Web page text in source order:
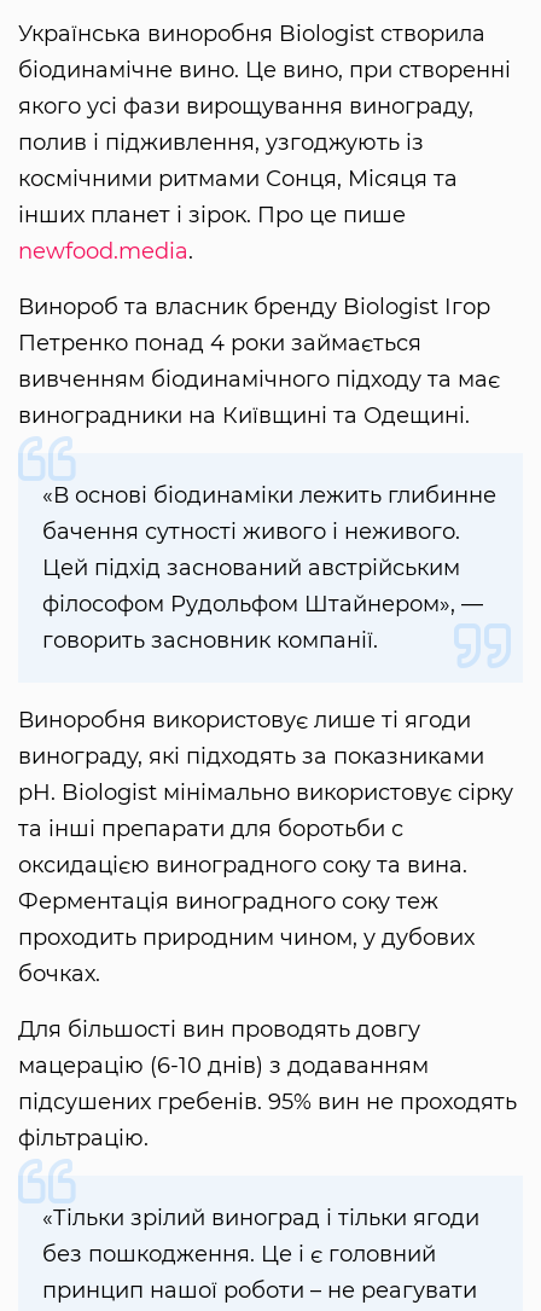
Українська виноробня Biologist створила
біодинамічне вино. Це вино, при створенні
якого усі фази вирощування винограду,
полив і підживлення, узгоджують із
космічними ритмами Сонця, Місяця та
інших планет і зірок. Про це пише
newfood.media.
Винороб та власник бренду Biologist Ігор
Петренко понад 4 роки займається
вивченням біодинамічного підходу та має
виноградники на Київщині та Одещині.
«В основі біодинаміки лежить глибинне
бачення сутності живого і неживого.
Цей підхід заснований австрійським
філософом Рудольфом Штайнером», —
говорить засновник компанії.
Виноробня використовує лише ті ягоди
винограду, які підходять за показниками
pH. Biologist мінімально використовує сірку
та інші препарати для боротьби с
оксидацією виноградного соку та вина.
Ферментація виноградного соку теж
проходить природним чином, у дубових
бочках.
Для більшості вин проводять довгу
мацерацію (6-10 днів) з додаванням
підсушених гребенів. 95% вин не проходять
фільтрацію.
«Тільки зрілий виноград і тільки ягоди
без пошкодження. Це і є головний
принцип нашої роботи – не реагувати